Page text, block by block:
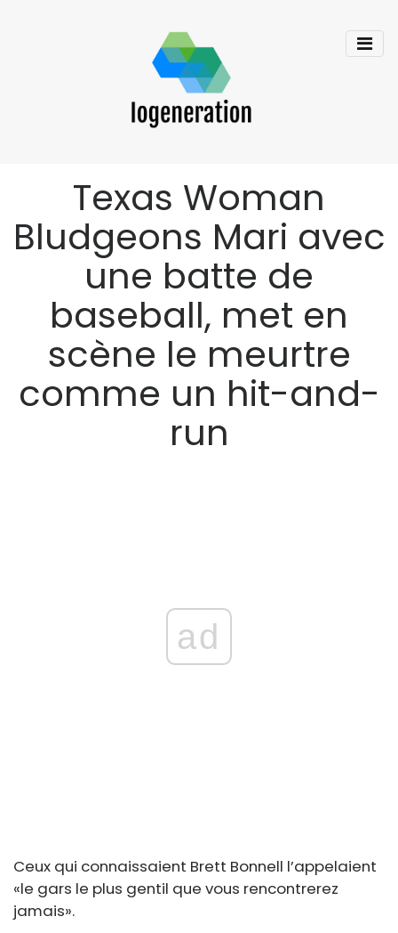
Texas Woman
Bludgeons Mari avec
une batte de
baseball, met en
scène le meurtre
comme un hit-and-
run
ad
Ceux qui connaissaient Brett Bonnell l’appelaient
«le gars le plus gentil que vous rencontrerez
jamais».